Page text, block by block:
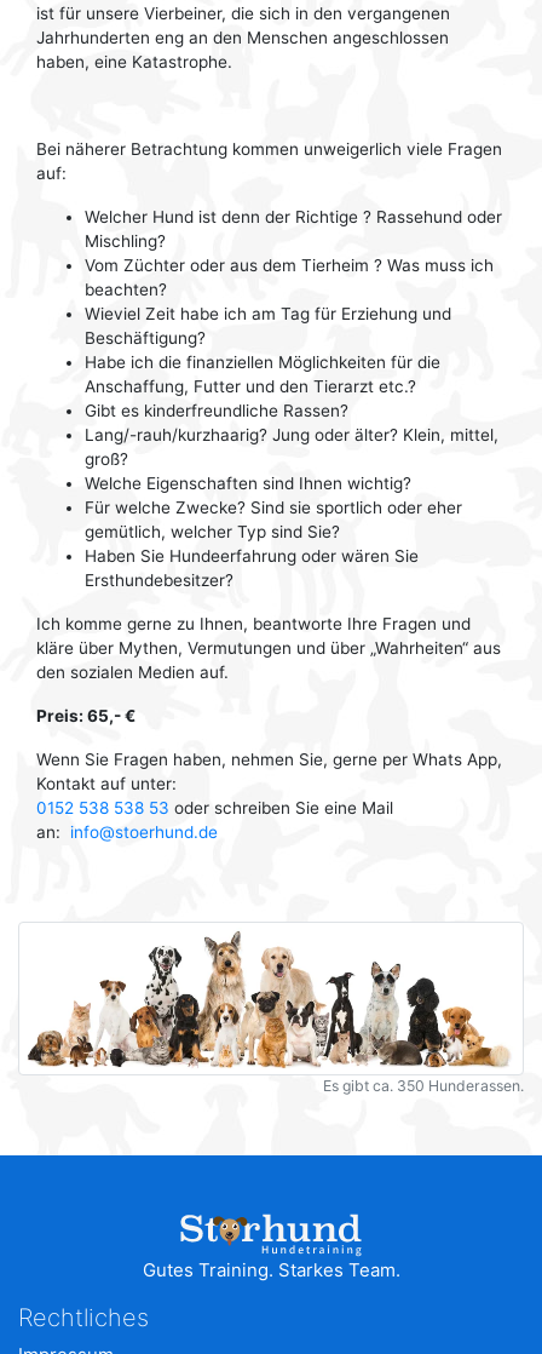
ist für unsere Vierbeiner, die sich in den vergangenen
Jahrhunderten eng an den Menschen angeschlossen
haben, eine Katastrophe.
Bei näherer Betrachtung kommen unweigerlich viele Fragen
auf:
Welcher Hund ist denn der Richtige ? Rassehund oder
Mischling?
Vom Züchter oder aus dem Tierheim ? Was muss ich
beachten?
Wieviel Zeit habe ich am Tag für Erziehung und
Beschäftigung?
Habe ich die finanziellen Möglichkeiten für die
Anschaffung, Futter und den Tierarzt etc.?
Gibt es kinderfreundliche Rassen?
Lang/-rauh/kurzhaarig? Jung oder älter? Klein, mittel,
groß?
Welche Eigenschaften sind Ihnen wichtig?
Für welche Zwecke? Sind sie sportlich oder eher
gemütlich, welcher Typ sind Sie?
Haben Sie Hundeerfahrung oder wären Sie
Ersthundebesitzer?
Ich komme gerne zu Ihnen, beantworte Ihre Fragen und
kläre über Mythen, Vermutungen und über „Wahrheiten“ aus
den sozialen Medien auf.
Preis: 65,- €
Wenn Sie Fragen haben, nehmen Sie, gerne per Whats App,
Kontakt auf unter:
0152 538 538 53 oder schreiben Sie eine Mail
an: info@stoerhund.de
Es gibt ca. 350 Hunderassen.
Gutes Training. Starkes Team.
Rechtliches